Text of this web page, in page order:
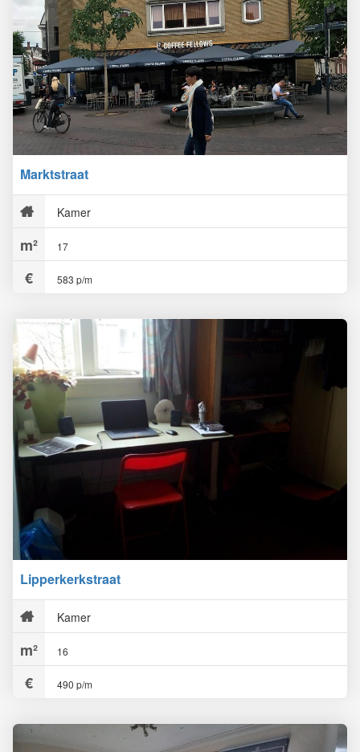
Marktstraat
Kamer
17
583 p/m
Lipperkerkstraat
Kamer
16
490 p/m